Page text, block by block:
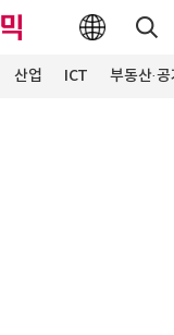
산업 ICT 부동산·